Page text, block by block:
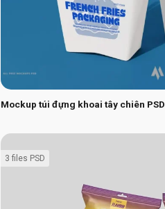
Mockup túi đựng khoai tây chiên PSD
3 files PSD